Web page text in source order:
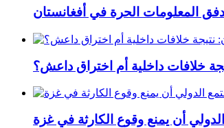
المعلومات الحرة في أفغانستان
خلافات داخلية أم اختراق داعش؟
أن يمنع وقوع الكارثة في غزة